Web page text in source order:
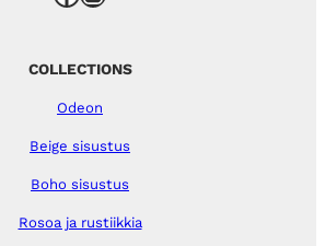
COLLECTIONS
Odeon
Beige sisustus
Boho sisustus
Rosoa ja rustiikkia